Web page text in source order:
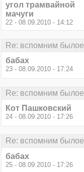
угол трамвайной
мачуги
22 - 08.09.2010 - 14:12
Re: вспомним былое
бабах
23 - 08.09.2010 - 17:24
Re: вспомним былое
Кот Пашковский
24 - 08.09.2010 - 17:26
Re: вспомним былое
бабах
25 - 08.09.2010 - 17:26